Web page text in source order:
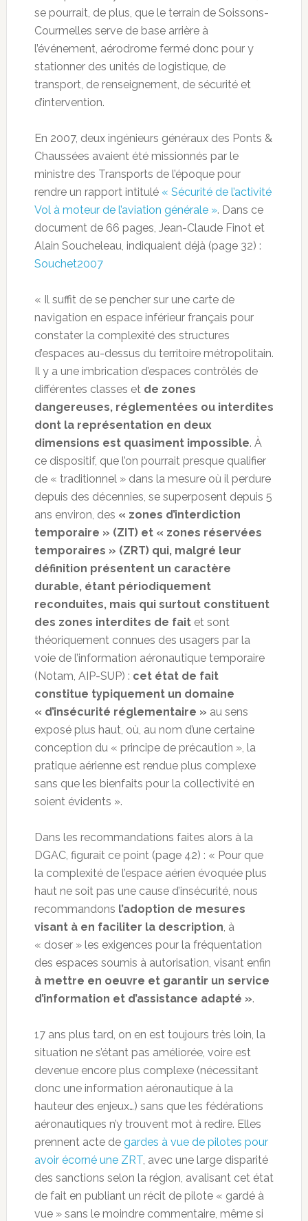
se pourrait, de plus, que le terrain de Soissons-
Courmelles serve de base arrière à
l’événement, aérodrome fermé donc pour y
stationner des unités de logistique, de
transport, de renseignement, de sécurité et
d’intervention.
En 2007, deux ingénieurs généraux des Ponts &
Chaussées avaient été missionnés par le
ministre des Transports de l’époque pour
rendre un rapport intitulé « Sécurité de l’activité
Vol à moteur de l’aviation générale ». Dans ce
document de 66 pages, Jean-Claude Finot et
Alain Soucheleau, indiquaient déjà (page 32) :
Souchet2007
« Il suffit de se pencher sur une carte de
navigation en espace inférieur français pour
constater la complexité des structures
d’espaces au-dessus du territoire métropolitain.
Il y a une imbrication d’espaces contrôlés de
différentes classes et de zones
dangereuses, réglementées ou interdites
dont la représentation en deux
dimensions est quasiment impossible. À
ce dispositif, que l’on pourrait presque qualifier
de « traditionnel » dans la mesure où il perdure
depuis des décennies, se superposent depuis 5
ans environ, des « zones d’interdiction
temporaire » (ZIT) et « zones réservées
temporaires » (ZRT) qui, malgré leur
définition présentent un caractère
durable, étant périodiquement
reconduites, mais qui surtout constituent
des zones interdites de faitet sont
théoriquement connues des usagers par la
voie de l’information aéronautique temporaire
(Notam, AIP-SUP) : cet état de fait
constitue typiquement un domaine
« d’insécurité réglementaire » au sens
exposé plus haut, où, au nom d’une certaine
conception du « principe de précaution », la
pratique aérienne est rendue plus complexe
sans que les bienfaits pour la collectivité en
soient évidents ».
Dans les recommandations faites alors à la
DGAC, figurait ce point (page 42) : « Pour que
la complexité de l’espace aérien évoquée plus
haut ne soit pas une cause d’insécurité, nous
recommandons l’adoption de mesures
visant à en faciliter la description , à
« doser » les exigences pour la fréquentation
des espaces soumis à autorisation, visant enfin
à mettre en oeuvre et garantir un service
d’information et d’assistance adapté ».
17 ans plus tard, on en est toujours très loin, la
situation ne s’étant pas améliorée, voire est
devenue encore plus complexe (nécessitant
donc une information aéronautique à la
hauteur des enjeux…) sans que les fédérations
aéronautiques n’y trouvent mot à redire. Elles
prennent acte de gardes à vue de pilotes pour
avoir écorné une ZRT, avec une large disparité
des sanctions selon la région, avalisant cet état
de fait en publiant un récit de pilote « gardé à
vue » sans le moindre commentaire, même si